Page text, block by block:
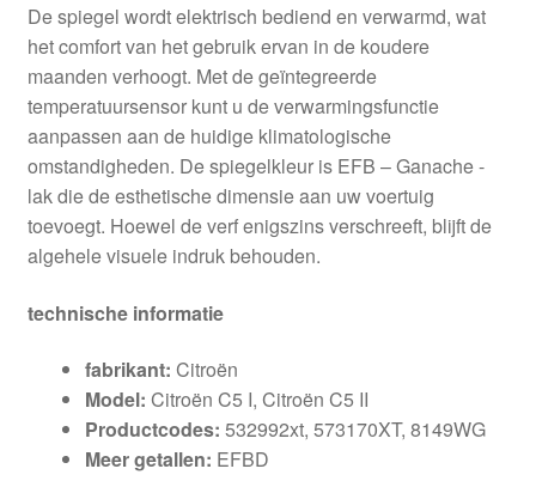
De spiegel wordt elektrisch bediend en verwarmd, wat
het comfort van het gebruik ervan in de koudere
maanden verhoogt. Met de geïntegreerde
temperatuursensor kunt u de verwarmingsfunctie
aanpassen aan de huidige klimatologische
omstandigheden. De spiegelkleur is EFB – Ganache -
lak die de esthetische dimensie aan uw voertuig
toevoegt. Hoewel de verf enigszins verschreeft, blijft de
algehele visuele indruk behouden.
technische informatie
fabrikant: Citroën
Model: Citroën C5 I, Citroën C5 II
Productcodes: 532992xt, 573170XT, 8149WG
Meer getallen: EFBD